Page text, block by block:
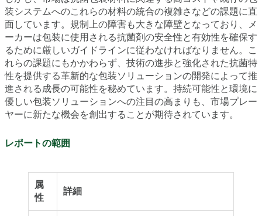
装システムへのこれらの材料の統合の複雑さなどの課題に直
面しています。規制上の障害も大きな障壁となっており、メ
ーカーは包装に使用される抗菌剤の安全性と有効性を確保す
るために厳しいガイドラインに従わなければなりません。こ
れらの課題にもかかわらず、技術の進歩と強化された抗菌特
性を提供する革新的な包装ソリューションの開発によって推
進される成長の可能性を秘めています。持続可能性と環境に
優しい包装ソリューションへの注目の高まりも、市場プレー
ヤーに新たな機会を創出することが期待されています。
レポートの範囲
属
性
詳細